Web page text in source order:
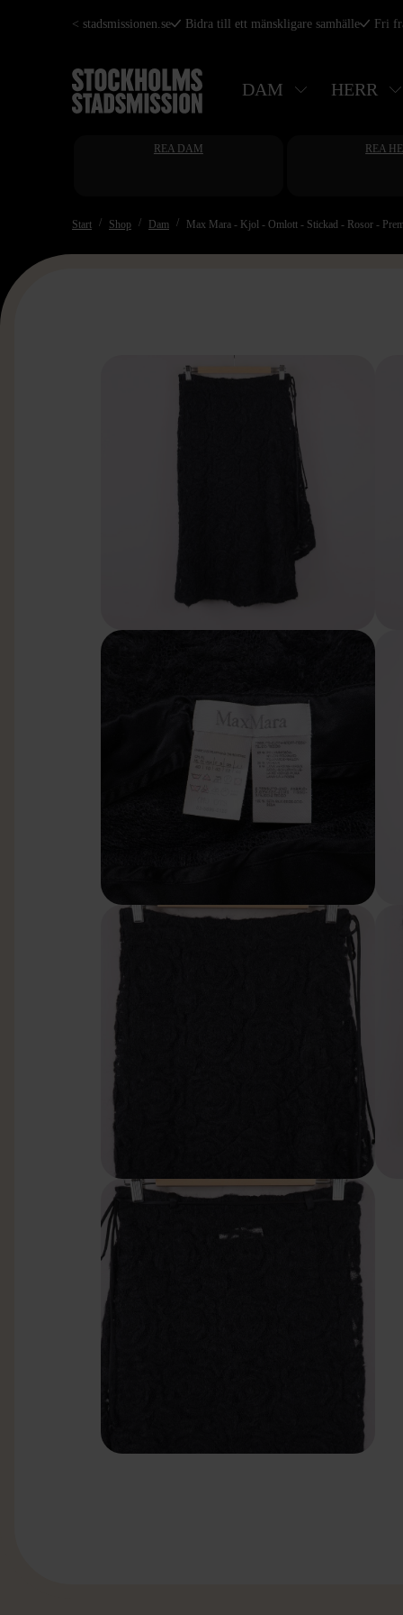
Hoppa
huvudinnehåll
< stadsmissionen.se Bidra till ett mänskligare samhälle Fri
DAM HERR
REA DAM REA
Start Shop Dam Max Mara - Kjol - Omlott - Stickad - Rosor -